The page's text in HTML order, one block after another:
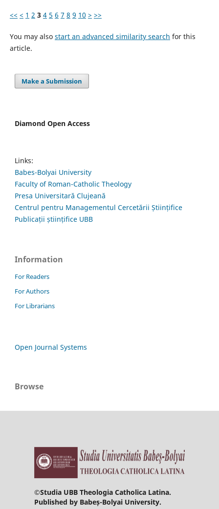
<< < 1 2 3 4 5 6 7 8 9 10 > >>
You may also start an advanced similarity search for this
article.
Make a Submission
Diamond Open Access
Links:
Babes-Bolyai University
Faculty of Roman-Catholic Theology
Presa Universitară Clujeană
Centrul pentru Managementul Cercetării Științifice
Publicații științifice UBB
Information
For Readers
For Authors
For Librarians
Open Journal Systems
Browse
©Studia UBB Theologia Catholica Latina.
Published by Babeș-Bolyai University.